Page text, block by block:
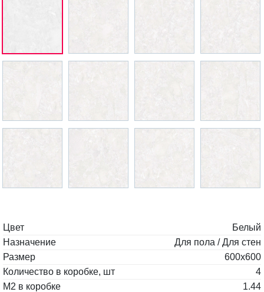
Цвет
Белый
Назначение
Для пола / Для стен
Размер
600x600
Количество в коробке, шт
4
М2 в коробке
1.44